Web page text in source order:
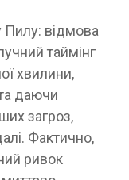
відмова
таймінг
хвилини,
даючи
загроз,
Фактично,
ривок